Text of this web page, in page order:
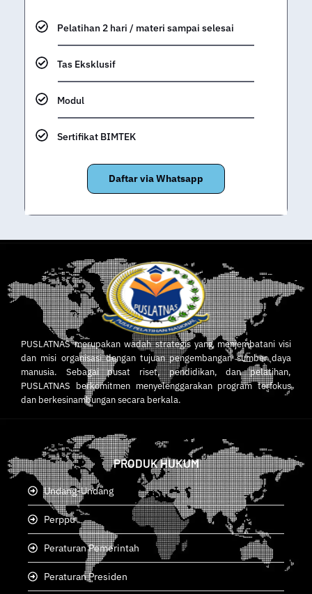
Pelatihan 2 hari / materi sampai selesai
Tas Eksklusif
Modul
Sertifikat BIMTEK
Daftar via Whatsapp
PUSLATNAS merupakan wadah strategis yang menjembatani visi
dan misi organisasi dengan tujuan pengembangan sumber daya
manusia. Sebagai pusat riset, pendidikan, dan pelatihan,
PUSLATNAS berkomitmen menyelenggarakan program terfokus
dan berkesinambungan secara berkala.
PRODUK HUKUM
Undang-Undang
Perppu
Peraturan Pemerintah
Peraturan Presiden